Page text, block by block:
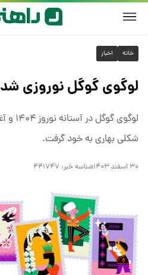
خانه اخبار
لوگوی گوگل نوروزی
شکلی بهاری به خود گرفت.
۳۰ اسفند ۱۴۰۳ شناسه خبر: ۴۴۱۷۴۷